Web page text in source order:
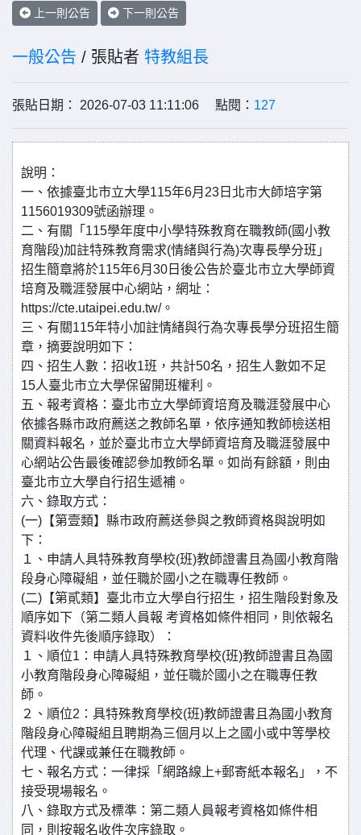
上一則公告 下一則公告
一般公告 / 張貼者 特教組長
張貼日期： 2026-07-03 11:11:06 點閱： 127
說明：
一、依據臺北市立大學115年6月23日北市大師培字第
1156019309號函辦理。
二、有關「115學年度中小學特殊教育在職教師(國小教
育階段)加註特殊教育需求(情緒與行為)次專長學分班」
招生簡章將於115年6月30日後公告於臺北市立大學師資
培育及職涯發展中心網站，網址：
https://cte.utaipei.edu.tw/。
三、有關115年特小加註情緒與行為次專長學分班招生簡
章，摘要說明如下：
四、招生人數：招收1班，共計50名，招生人數如不足
15人臺北市立大學保留開班權利。
五、報考資格：臺北市立大學師資培育及職涯發展中心
依據各縣市政府薦送之教師名單，依序通知教師檢送相
關資料報名，並於臺北市立大學師資培育及職涯發展中
心網站公告最後確認參加教師名單。如尚有餘額，則由
臺北市立大學自行招生遞補。
六、錄取方式：
(一)【第壹類】縣市政府薦送參與之教師資格與說明如
下：
１、申請人具特殊教育學校(班)教師證書且為國小教育階
段身心障礙組，並任職於國小之在職專任教師。
(二)【第貳類】臺北市立大學自行招生，招生階段對象及
順序如下（第二類人員報 考資格如條件相同，則依報名
資料收件先後順序錄取）：
１、順位1：申請人具特殊教育學校(班)教師證書且為國
小教育階段身心障礙組，並任職於國小之在職專任教
師。
２、順位2：具特殊教育學校(班)教師證書且為國小教育
階段身心障礙組且聘期為三個月以上之國小或中等學校
代理、代課或兼任在職教師。
七、報名方式：一律採「網路線上+郵寄紙本報名」，不
接受現場報名。
八、錄取方式及標準：第二類人員報考資格如條件相
同，則按報名收件次序錄取。